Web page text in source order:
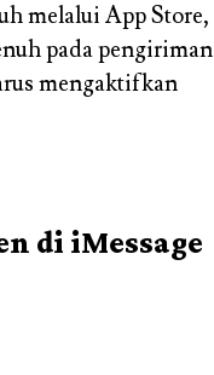
melalui App Store,
pada pengiriman
mengaktifkan
di iMessage